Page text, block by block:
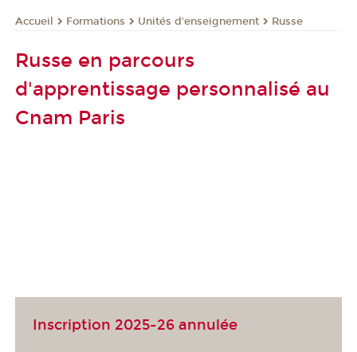
Accueil Formations Unités d'enseignement Russe
Russe en parcours
d'apprentissage personnalisé au
Cnam Paris
Inscription 2025-26 annulée